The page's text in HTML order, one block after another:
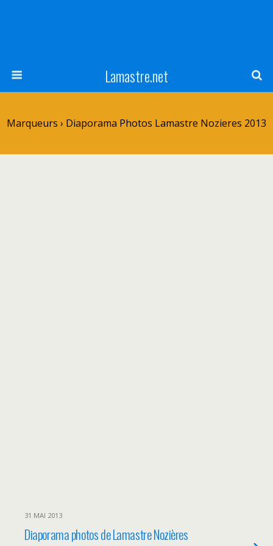
Lamastre.net
Marqueurs › Diaporama Photos Lamastre Nozieres 2013
31 MAI 2013
Diaporama photos de Lamastre Nozières